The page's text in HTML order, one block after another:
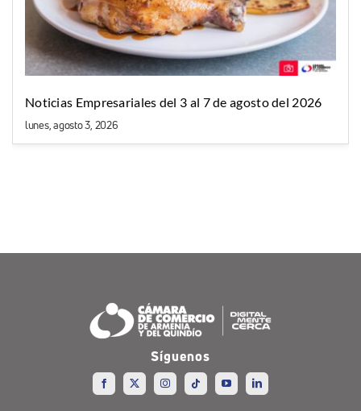
Noticias Empresariales del 3 al 7 de agosto del 2026
lunes, agosto 3, 2026
Síguenos